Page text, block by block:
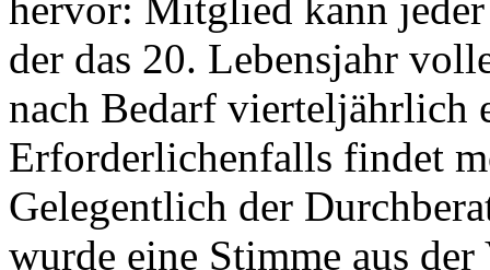
hervor: Mitglied kann
der das 20. Lebensjahr
nach Bedarf vierteljährlich
Erforderlichenfalls findet
Gelegentlich der
wurde eine Stimme aus